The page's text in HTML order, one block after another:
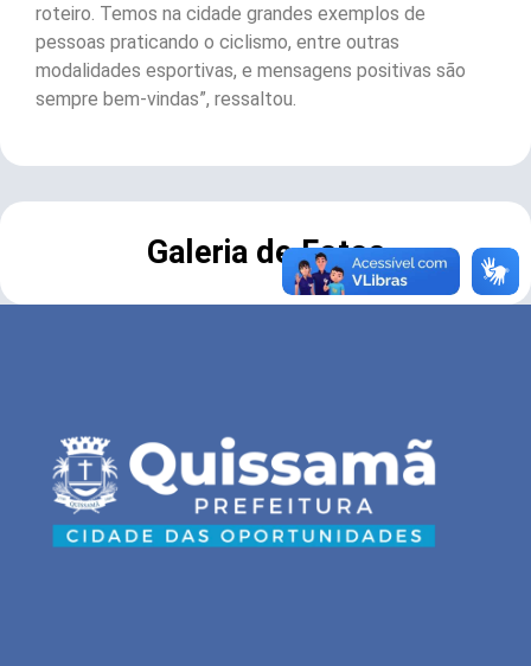
roteiro. Temos na cidade grandes exemplos de
pessoas praticando o ciclismo, entre outras
modalidades esportivas, e mensagens positivas são
sempre bem-vindas”, ressaltou.
Galeria de Fotos